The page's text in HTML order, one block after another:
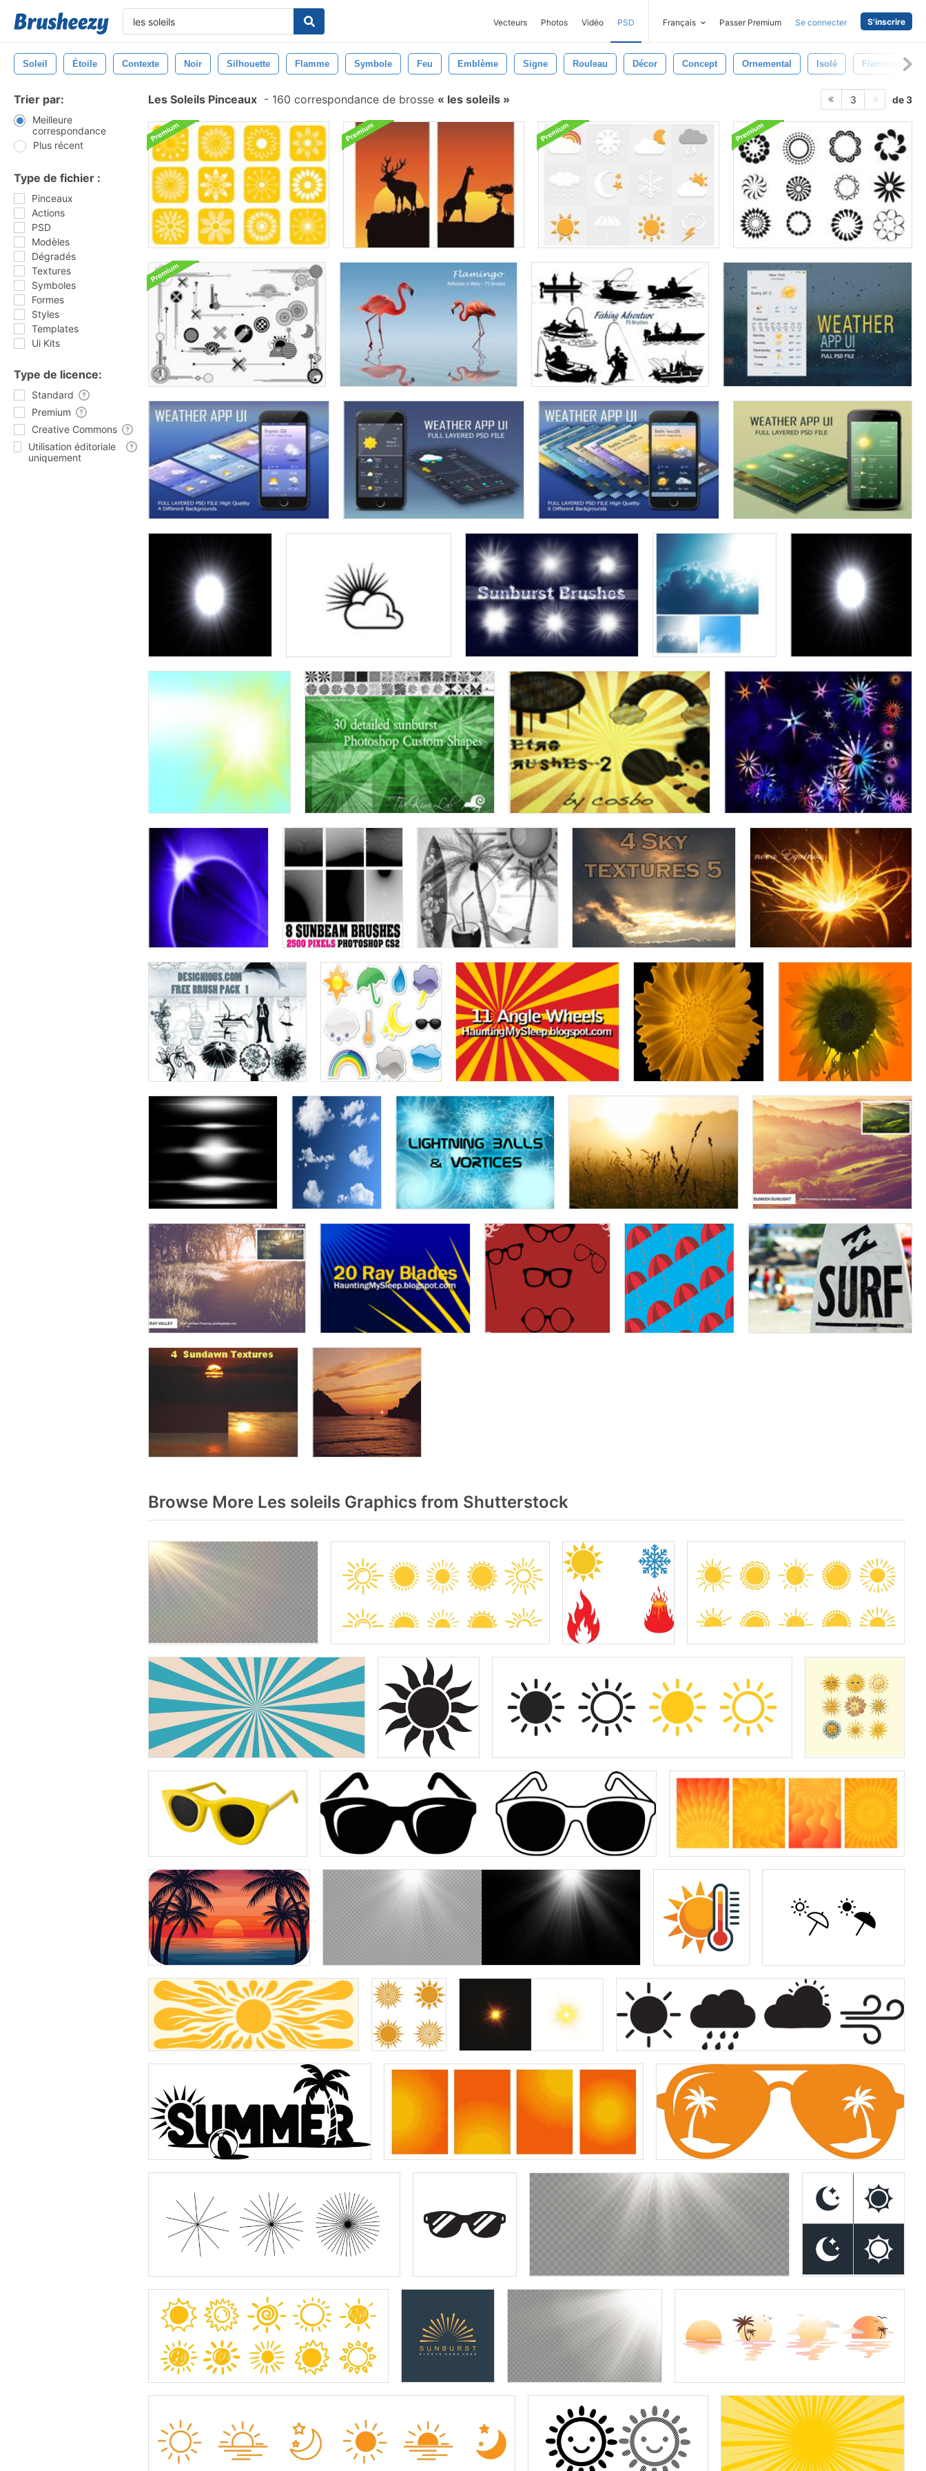
Vecteurs Photos Vidéo PSD Français Passer Premium Se connecter S'inscrire
Soleil Étoile Contexte Noir Silhouette Flamme Symbole Feu Emblème Signe Rouleau Décor Concept Ornemental Isolé Flamboyant
Trier par:
Meilleure
correspondance
Plus récent
Type de fichier :
Pinceaux
Actions
PSD
Modèles
Dégradés
Textures
Symboles
Formes
Styles
Templates
Ui Kits
Type de licence:
Standard
Premium
Creative Commons
Utilisation éditoriale
uniquement
Les Soleils Pinceaux - 160 correspondance de brosse les soleils 3 de 3
Browse More Les soleils Graphics from Shutterstock